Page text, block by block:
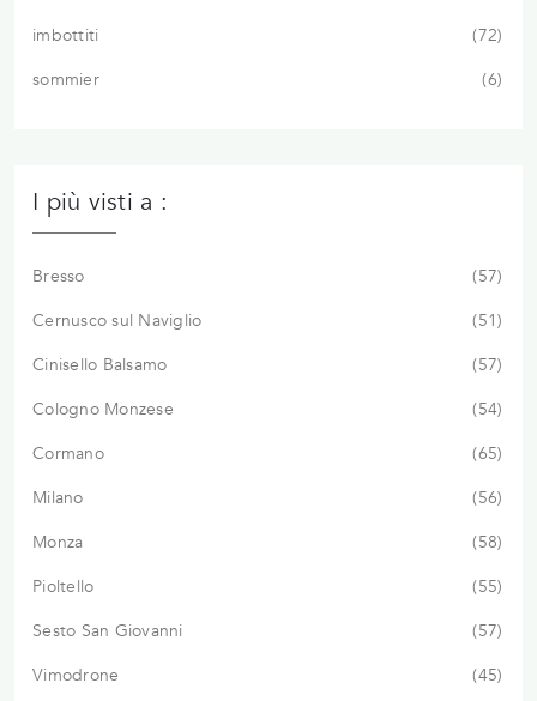
imbottiti
72
sommier
6
I più visti a :
Bresso
57
Cernusco sul Naviglio
51
Cinisello Balsamo
57
Cologno Monzese
54
Cormano
65
Milano
56
Monza
58
Pioltello
55
Sesto San Giovanni
57
Vimodrone
45